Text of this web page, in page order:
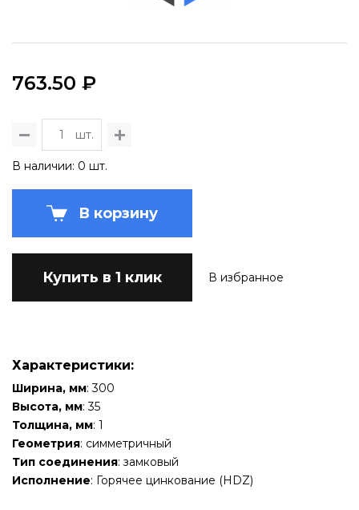
763.50 ₽
шт.
В наличии: 0 шт.
В корзину
Купить в 1 клик В избранное
Характеристики:
Ширина, мм: 300
Высота, мм: 35
Толщина, мм: 1
Геометрия: симметричный
Тип соединения: замковый
Исполнение: Горячее цинкование (HDZ)